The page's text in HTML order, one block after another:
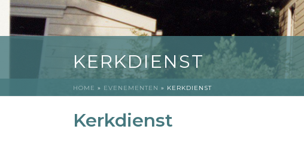
KERKDIENST
HOME » EVENEMENTEN » KERKDIENST
Kerkdienst